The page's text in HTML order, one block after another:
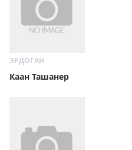
ЭРДОГАН
Каан Ташанер